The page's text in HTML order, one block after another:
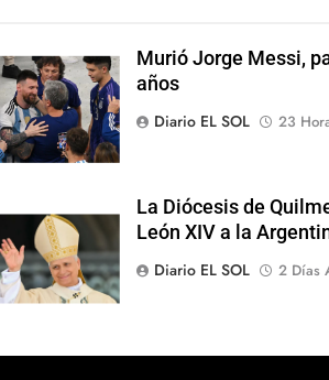
Murió Jorge Messi,
años
Diario EL SOL
23
La Diócesis de
León XIV a la
Diario EL SOL
2 Días